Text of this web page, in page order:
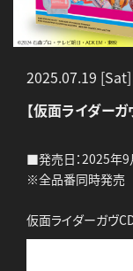
2025.07.19 [Sat]
【仮面ライダー
■発売日：2025年
※全品番同時発売
仮面ライダーガヴ